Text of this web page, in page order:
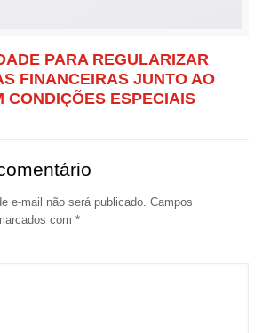
PARA REGULARIZAR
FINANCEIRAS JUNTO AO
CONDIÇÕES ESPECIAIS
e-mail não será publicado. Campos
com *